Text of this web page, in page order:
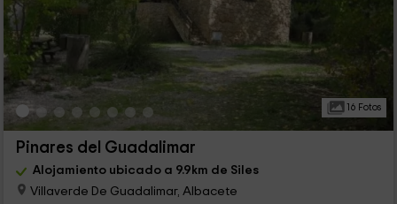
16 Fotos
Pinares del Guadalimar
Alojamiento ubicado a 9.9km de Siles
Villaverde De Guadalimar, Albacete